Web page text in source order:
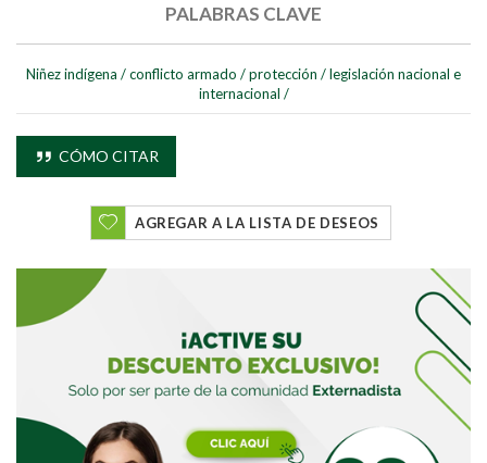
Buscar
PALABRAS CLAVE
Niñez indígena /conflicto armado /protección /legislación nacional e
internacional /
CÓMO CITAR
AGREGAR A LA LISTA DE DESEOS